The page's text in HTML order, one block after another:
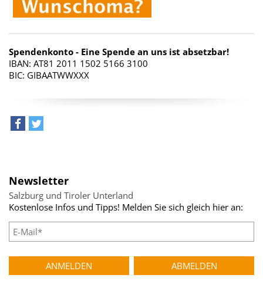
Spendenkonto - Eine Spende an uns ist absetzbar!
IBAN: AT81 2011 1502 5166 3100
BIC: GIBAATWWXXX
Newsletter
Salzburg und Tiroler Unterland
Kostenlose Infos und Tipps! Melden Sie sich gleich hier an: